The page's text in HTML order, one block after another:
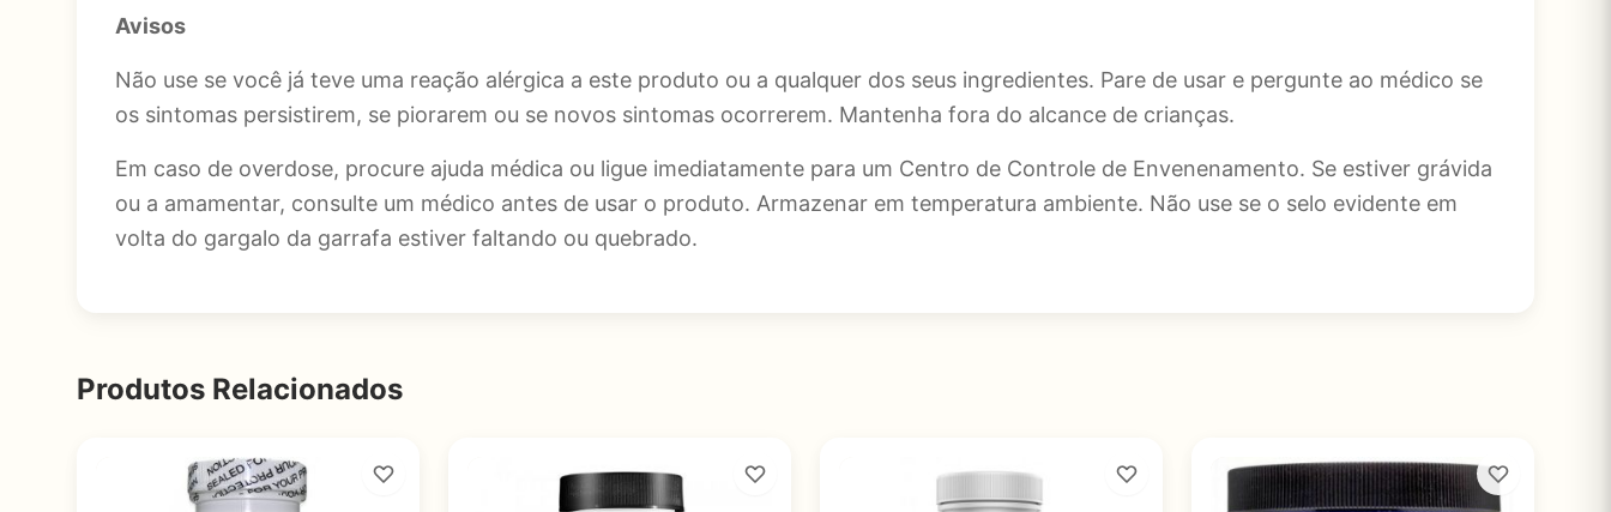
Avisos
Não use se você já teve uma reação alérgica a este produto ou a qualquer dos seus ingredientes. Pare de usar e pergunte ao médico se
os sintomas persistirem, se piorarem ou se novos sintomas ocorrerem. Mantenha fora do alcance de crianças.
Em caso de overdose, procure ajuda médica ou ligue imediatamente para um Centro de Controle de Envenenamento. Se estiver grávida
ou a amamentar, consulte um médico antes de usar o produto. Armazenar em temperatura ambiente. Não use se o selo evidente em
volta do gargalo da garrafa estiver faltando ou quebrado.
Produtos Relacionados